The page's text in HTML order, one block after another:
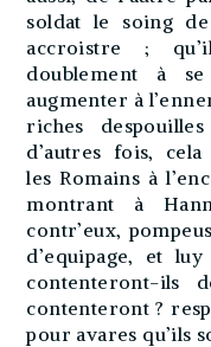
soldat le soing
accroistre ;
doublement à
augmenter à
riches
d’autres fois,
les Romains à
montrant à
contr’eux,
d’equipage, et
contenteront-ils
contenteront ?
pour avares qu’ils